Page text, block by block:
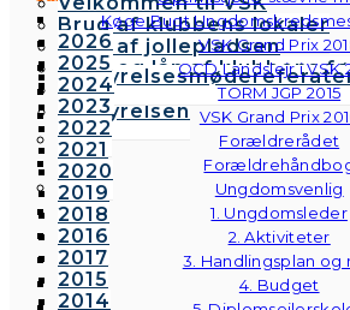
Køge Bugt
VSK Grand Prix
OCD Landslejr i VSK
TORM JGP 2015
VSK Grand Prix
Forældrerådet
Ungdomsvenlig
1. Ungdomsleder
2. Aktiviteter
3. Handlingsplan og
4. Budget
Brug af klubbens lokaler
Brug af jollepladsen
Brug og lån af klubbens
Vedtægter
Bestyrelsen
2026
2025
2024
2023
2022
2021
2020
2019
2018
2016
2017
2015
2014